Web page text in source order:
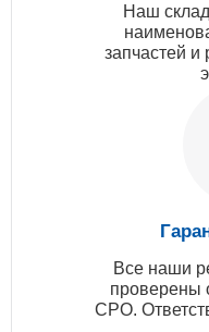
Наш
запчастей и
Все наши
проверены
СРО.